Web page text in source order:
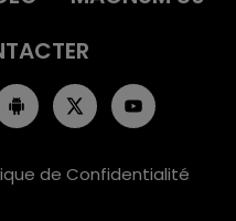
de Confidentialité